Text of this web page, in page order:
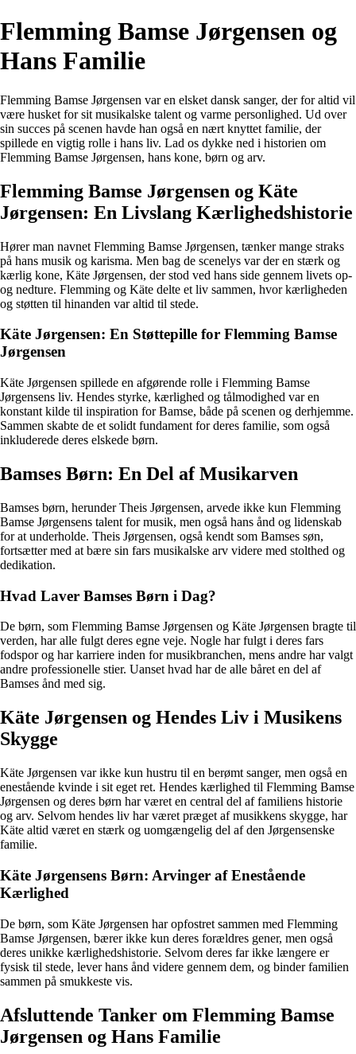
Flemming Bamse Jørgensen og
Hans Familie
Flemming Bamse Jørgensen var en elsket dansk sanger, der for altid vil
være husket for sit musikalske talent og varme personlighed. Ud over
sin succes på scenen havde han også en nært knyttet familie, der
spillede en vigtig rolle i hans liv. Lad os dykke ned i historien om
Flemming Bamse Jørgensen, hans kone, børn og arv.
Flemming Bamse Jørgensen og Käte
Jørgensen: En Livslang Kærlighedshistorie
Hører man navnet Flemming Bamse Jørgensen, tænker mange straks
på hans musik og karisma. Men bag de scenelys var der en stærk og
kærlig kone, Käte Jørgensen, der stod ved hans side gennem livets op-
og nedture. Flemming og Käte delte et liv sammen, hvor kærligheden
og støtten til hinanden var altid til stede.
Käte Jørgensen: En Støttepille for Flemming Bamse
Jørgensen
Käte Jørgensen spillede en afgørende rolle i Flemming Bamse
Jørgensens liv. Hendes styrke, kærlighed og tålmodighed var en
konstant kilde til inspiration for Bamse, både på scenen og derhjemme.
Sammen skabte de et solidt fundament for deres familie, som også
inkluderede deres elskede børn.
Bamses Børn: En Del af Musikarven
Bamses børn, herunder Theis Jørgensen, arvede ikke kun Flemming
Bamse Jørgensens talent for musik, men også hans ånd og lidenskab
for at underholde. Theis Jørgensen, også kendt som Bamses søn,
fortsætter med at bære sin fars musikalske arv videre med stolthed og
dedikation.
Hvad Laver Bamses Børn i Dag?
De børn, som Flemming Bamse Jørgensen og Käte Jørgensen bragte til
verden, har alle fulgt deres egne veje. Nogle har fulgt i deres fars
fodspor og har karriere inden for musikbranchen, mens andre har valgt
andre professionelle stier. Uanset hvad har de alle båret en del af
Bamses ånd med sig.
Käte Jørgensen og Hendes Liv i Musikens
Skygge
Käte Jørgensen var ikke kun hustru til en berømt sanger, men også en
enestående kvinde i sit eget ret. Hendes kærlighed til Flemming Bamse
Jørgensen og deres børn har været en central del af familiens historie
og arv. Selvom hendes liv har været præget af musikkens skygge, har
Käte altid været en stærk og uomgængelig del af den Jørgensenske
familie.
Käte Jørgensens Børn: Arvinger af Enestående
Kærlighed
De børn, som Käte Jørgensen har opfostret sammen med Flemming
Bamse Jørgensen, bærer ikke kun deres forældres gener, men også
deres unikke kærlighedshistorie. Selvom deres far ikke længere er
fysisk til stede, lever hans ånd videre gennem dem, og binder familien
sammen på smukkeste vis.
Afsluttende Tanker om Flemming Bamse
Jørgensen og Hans Familie